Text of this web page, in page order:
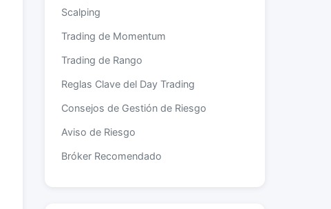
Scalping
Trading de Momentum
Trading de Rango
Reglas Clave del Day Trading
Consejos de Gestión de Riesgo
Aviso de Riesgo
Bróker Recomendado